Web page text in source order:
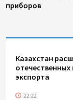
приборов
Казахстан
экспорта
22:22